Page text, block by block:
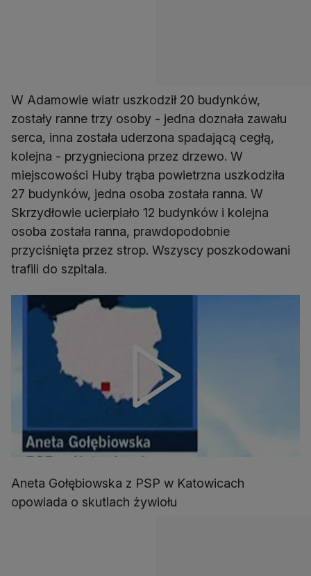
W Adamowie wiatr uszkodził 20 budynków,
zostały ranne trzy osoby - jedna doznała zawału
serca, inna została uderzona spadającą cegłą,
kolejna - przygnieciona przez drzewo. W
miejscowości Huby trąba powietrzna uszkodziła
27 budynków, jedna osoba została ranna. W
Skrzydłowie ucierpiało 12 budynków i kolejna
osoba została ranna, prawdopodobnie
przyciśnięta przez strop. Wszyscy poszkodowani
trafili do szpitala.
Aneta Gołębiowska z PSP w Katowicach
opowiada o skutlach żywiołu